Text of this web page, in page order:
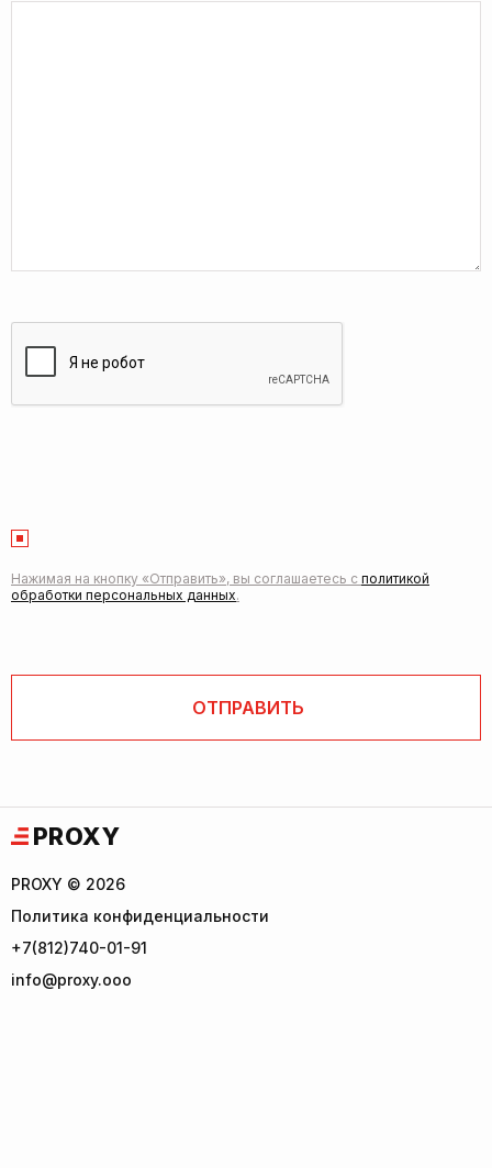
Нажимая на кнопку «Отправить», вы соглашаетесь с политикой
обработки персональных данных.
PROXY
PROXY © 2026
Политика конфиденциальности
+7(812)740-01-91
info@proxy.ooo